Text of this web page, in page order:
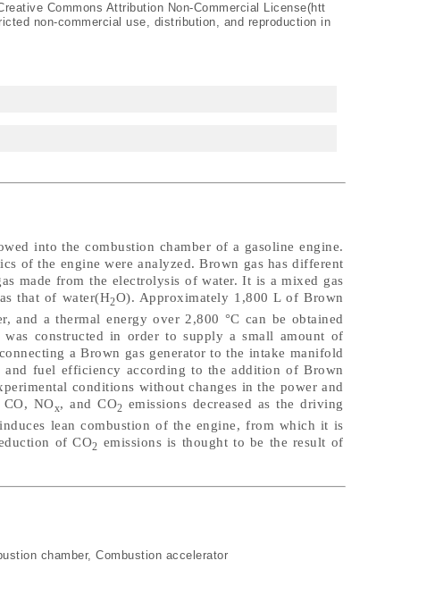
Commons Attribution Non-Commercial License(htt
non-commercial use, distribution, and reproduction in
into the combustion chamber of a gasoline engine.
of the engine were analyzed. Brown gas has different
made from the electrolysis of water. It is a mixed gas
that of water(H2O). Approximately 1,800 L of Brown
and a thermal energy over 2,800 °C can be obtained
constructed in order to supply a small amount of
a Brown gas generator to the intake manifold
and fuel efficiency according to the addition of Brown
conditions without changes in the power and
NOx, and CO2 emissions decreased as the driving
lean combustion of the engine, from which it is
of CO2 emissions is thought to be the result of
chamber, Combustion accelerator